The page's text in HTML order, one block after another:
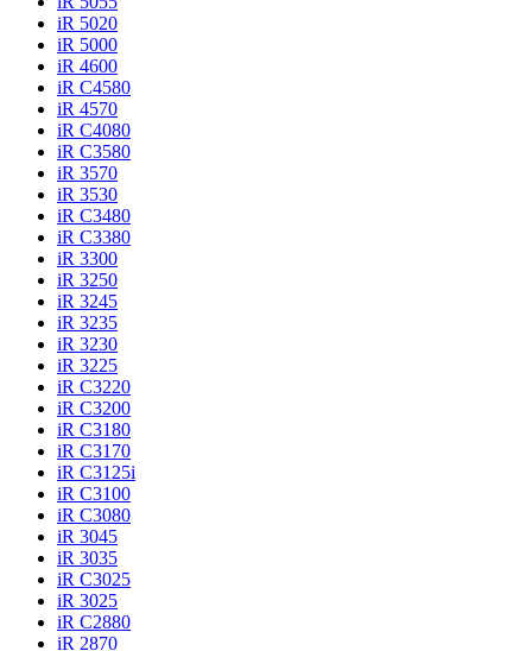
iR 5020
iR 5000
iR 4600
iR C4580
iR 4570
iR C4080
iR C3580
iR 3570
iR 3530
iR C3480
iR C3380
iR 3300
iR 3250
iR 3245
iR 3235
iR 3230
iR 3225
iR C3220
iR C3200
iR C3180
iR C3170
iR C3125i
iR C3100
iR C3080
iR 3045
iR 3035
iR C3025
iR 3025
iR C2880
iR 2870